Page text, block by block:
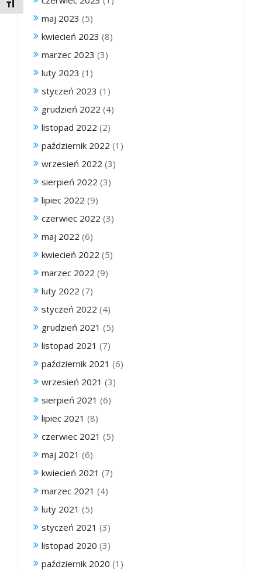
Toggle Font size
maj 2023 (5)
kwiecień 2023 (8)
marzec 2023 (3)
luty 2023 (1)
styczeń 2023 (1)
grudzień 2022 (4)
listopad 2022 (2)
październik 2022 (1)
wrzesień 2022 (3)
sierpień 2022 (3)
lipiec 2022 (9)
czerwiec 2022 (3)
maj 2022 (6)
kwiecień 2022 (5)
marzec 2022 (9)
luty 2022 (7)
styczeń 2022 (4)
grudzień 2021 (5)
listopad 2021 (7)
październik 2021 (6)
wrzesień 2021 (3)
sierpień 2021 (6)
lipiec 2021 (8)
czerwiec 2021 (5)
maj 2021 (6)
kwiecień 2021 (7)
marzec 2021 (4)
luty 2021 (5)
styczeń 2021 (3)
listopad 2020 (3)
październik 2020 (1)